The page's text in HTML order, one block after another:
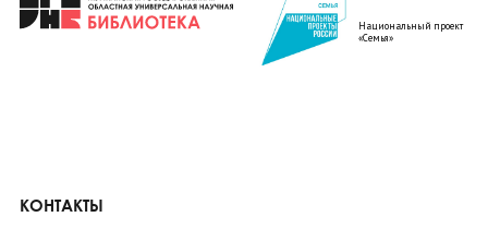
Национальный проект
«Семья»
КОНТАКТЫ